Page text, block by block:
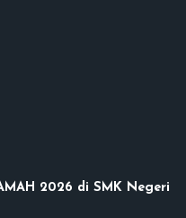
2026 di SMK Negeri